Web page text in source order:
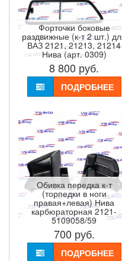
Форточки боковые
раздвижные (к-т 2 шт.)
ВАЗ 2121, 21213, 21214
Нива (арт. 0309)
8 800 руб.
ПОДРОБНЕЕ
Обивка передка к-т
(торпедки в ноги
правая+левая) Нива
карбюраторная 2121-
5109058/59
700 руб.
ПОДРОБНЕЕ